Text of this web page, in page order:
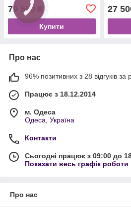
79 500
Купити
27
Про нас
96% позитивних з 28 відгуків за
Працює з 18.12.2014
м. Одеса
Одеса, Україна
Контакти
Сьогодні працює з 09:00 до
Показати весь графік роботи
Про нас